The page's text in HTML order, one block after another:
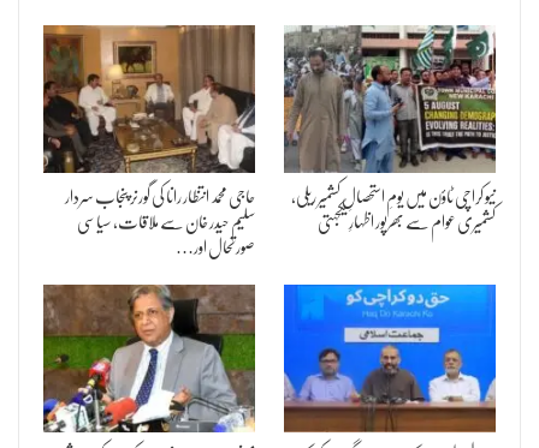
نیو کراچی ٹاؤن میں یومِ استحصالِ کشمیر ریلی،
کشمیری عوام سے بھرپور اظہارِ یکجہتی
حاجی محمد انتظار رانا کی گورنر پنجاب سردار
سلیم حیدر خان سے ملاقات، سیاسی
صورتحال اور…